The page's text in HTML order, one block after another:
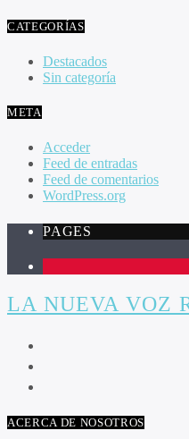
CATEGORÍAS
Destacados
Sin categoría
META
Acceder
Feed de entradas
Feed de comentarios
WordPress.org
PAGES
LA NUEVA VOZ
ACERCA DE NOSOTROS